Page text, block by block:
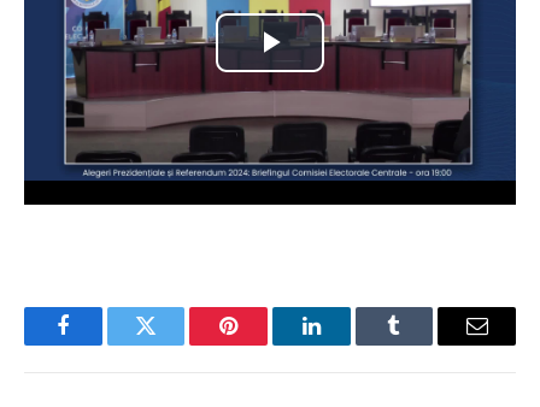
FacebookTwitter Pinterest LinkedInTumblr Email